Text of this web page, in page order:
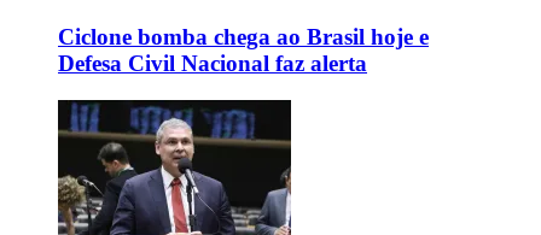
Ciclone bomba chega ao Brasil hoje e
Defesa Civil Nacional faz alerta